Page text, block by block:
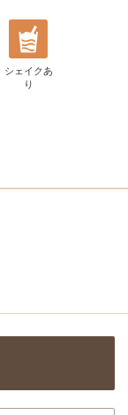
シェイク あ
り